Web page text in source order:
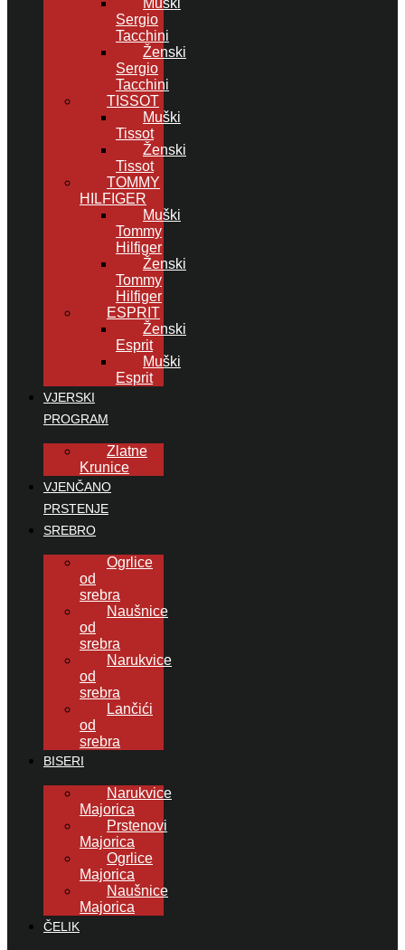
Muški
Sergio
Tacchini
Ženski
Sergio
Tacchini
TISSOT
Muški
Tissot
Ženski
Tissot
TOMMY
HILFIGER
Muški
Tommy
Hilfiger
Ženski
Tommy
Hilfiger
ESPRIT
Ženski
Esprit
Muški
Esprit
VJERSKI
PROGRAM
Zlatne
Krunice
VJENČANO
PRSTENJE
SREBRO
Ogrlice
od
srebra
Naušnice
od
srebra
Narukvice
od
srebra
Lančići
od
srebra
BISERI
Narukvice
Majorica
Prstenovi
Majorica
Ogrlice
Majorica
Naušnice
Majorica
ČELIK